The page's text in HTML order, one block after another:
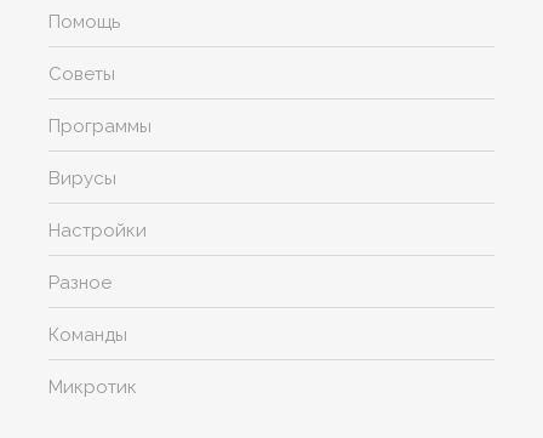
Помощь
Советы
Программы
Вирусы
Настройки
Разное
Команды
Микротик